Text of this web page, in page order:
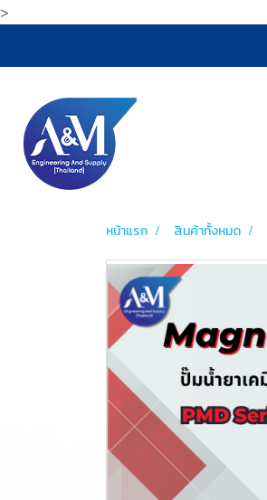
>
หน้าแรก สินค้าทั้งหมด